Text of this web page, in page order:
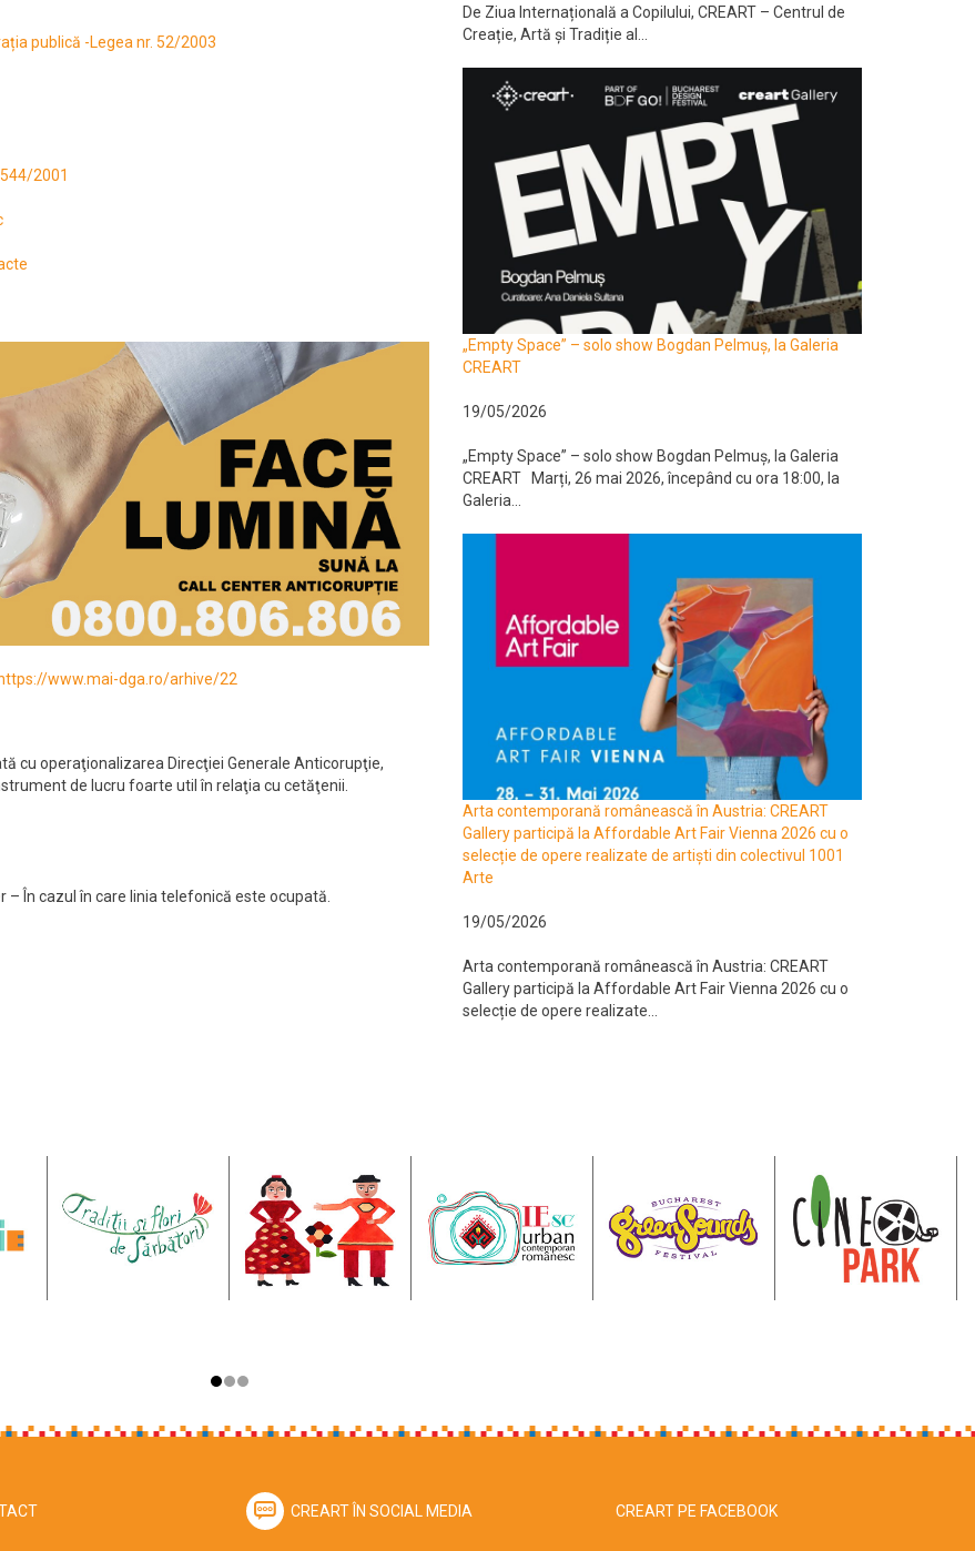
publică -Legea nr. 52/2003
2001
https://www.mai-dga.ro/arhive/22
cu operaţionalizarea Direcţiei Generale Anticorupţie,
de lucru foarte util în relaţia cu cetăţenii.
În cazul în care linia telefonică este ocupată.
De Ziua Internațională a Copilului, CREART – Centrul de
Creație, Artă și Tradiție al...
„Empty Space” – solo show Bogdan Pelmuș, la Galeria
CREART
19/05/2026
„Empty Space” – solo show Bogdan Pelmuș, la Galeria
CREART Marți, 26 mai 2026, începând cu ora 18:00, la
Galeria...
Arta contemporană românească în Austria: CREART
Gallery participă la Affordable Art Fair Vienna 2026 cu o
selecție de opere realizate de artiști din colectivul 1001
Arte
19/05/2026
Arta contemporană românească în Austria: CREART
Gallery participă la Affordable Art Fair Vienna 2026 cu o
selecție de opere realizate...
CREART ÎN SOCIAL MEDIA CREART PE FACEBOOK